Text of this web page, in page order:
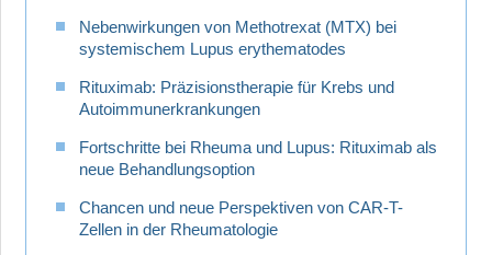
Nebenwirkungen von Methotrexat (MTX) bei
systemischem Lupus erythematodes
Rituximab: Präzisionstherapie für Krebs und
Autoimmunerkrankungen
Fortschritte bei Rheuma und Lupus: Rituximab als
neue Behandlungsoption
Chancen und neue Perspektiven von CAR-T-
Zellen in der Rheumatologie